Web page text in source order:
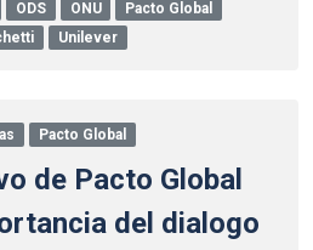
ODS ONU
Pacto Global
Unilever
Pacto Global
de Pacto Global
del dialogo